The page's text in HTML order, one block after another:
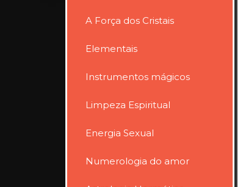
A Força dos Cristais
Elementais
Instrumentos mágicos
Limpeza Espiritual
Energia Sexual
Numerologia do amor